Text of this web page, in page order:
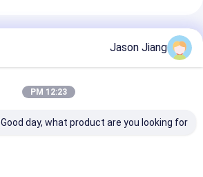
المنتجات الموصى بها
Jason Jiang
12:23 PM
Good day, what product are you looking for?